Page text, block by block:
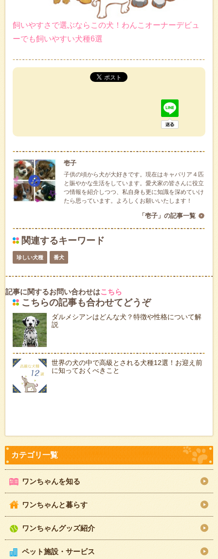
飼いやすさで選ぶならこの犬！わんこオーナーデビュ
ーでも飼いやすい犬種6選
壱子
子供の頃から犬が大好きです。現在はキャバリア４匹
と賑やかな生活をしています。愛犬家の皆さんに役立
つ情報を紹介しつつ、私自身も更に知識を深めていけ
たら思っています。よろしくお願いいたします！
「壱子」の記事一覧
関連するキーワード
珍しい犬種 番犬
記事に関するお問い合わせはこちら
こちらの記事も合わせてどうぞ
ダルメシアンはどんな犬？特徴や性格について解
説
世界の犬の中で高級とされる犬種12選！お迎え前
に知っておくべきこと
ワンちゃんを知る
ワンちゃんと暮らす
ワンちゃんグッズ紹介
ペット施設・サービス